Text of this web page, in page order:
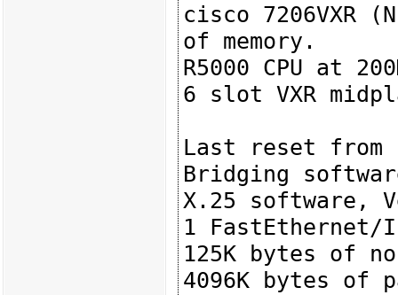
cisco 7206VXR
of memory.
R5000 CPU at
6 slot VXR
Last reset from
Bridging
X.25 software,
1 FastEthernet/
125K bytes of
4096K bytes of